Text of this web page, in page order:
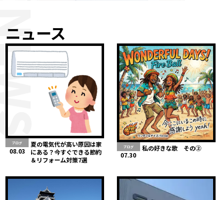
ニュース
ブログ
08.03
夏の電気代が高い原因は家
にある？今すぐできる節約
＆リフォーム対策7選
ブログ
07.30
私の好きな歌 その②